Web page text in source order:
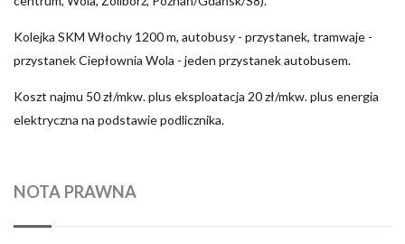
Kolejka SKM Włochy 1200 m, autobusy - przystanek, tramwaje -
przystanek Ciepłownia Wola - jeden przystanek autobusem.
Koszt najmu 50 zł/mkw. plus eksploatacja 20 zł/mkw. plus energia
elektryczna na podstawie podlicznika.
NOTA PRAWNA